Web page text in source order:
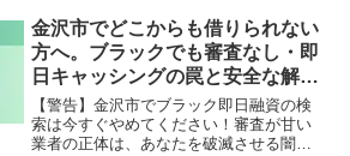
町で違法業者を避け、借金地獄から抜け
出した方々の実体験と確実な解決策を完
全公開。
金沢市でどこからも借りられない
方へ。ブラックでも審査なし・即
日キャッシングの罠と安全な解決
策
【警告】金沢市でブラック即日融資の検
索は今すぐやめてください！審査が甘い
業者の正体は、あなたを破滅させる闇金